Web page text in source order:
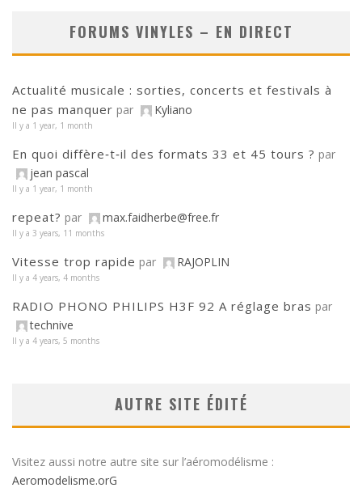
FORUMS VINYLES – EN DIRECT
Actualité musicale : sorties, concerts et festivals à
ne pas manquer par Kyliano
Il y a 1 year, 1 month
En quoi diffère‑t‑il des formats 33 et 45 tours ? par
jean pascal
Il y a 1 year, 1 month
repeat? par max.faidherbe@free.fr
Il y a 3 years, 11 months
Vitesse trop rapide par RAJOPLIN
Il y a 4 years, 4 months
RADIO PHONO PHILIPS H3F 92 A réglage bras par
technive
Il y a 4 years, 5 months
AUTRE SITE ÉDITÉ
Visitez aussi notre autre site sur l’aéromodélisme :
Aeromodelisme.orG